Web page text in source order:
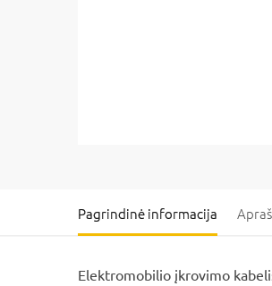
Pagrindinė informacija
Elektromobilio įkrovimo